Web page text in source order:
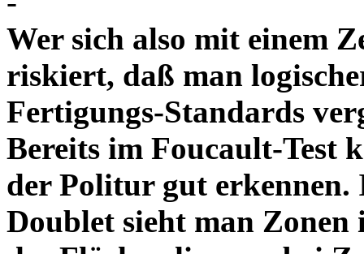
Wer sich also mit einem
riskiert, daß man
Fertigungs-Standards
Bereits im Foucault-Test
der Politur gut
Doublet sieht man Zonen